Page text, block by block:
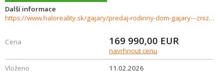
Další informace
https://www.haloreality.sk/gajary/predaj-rodinny-dom-gajary---znizena-cena---exkluzivne-halo-reality/72138
Cena 169 990,00 EUR
navrhnout cenu
Vloženo
11.02.2026